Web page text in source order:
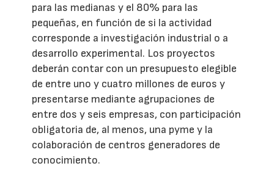
para las medianas y el 80% para las
pequeñas, en función de si la actividad
corresponde a investigación industrial o a
desarrollo experimental. Los proyectos
deberán contar con un presupuesto elegible
de entre uno y cuatro millones de euros y
presentarse mediante agrupaciones de
entre dos y seis empresas, con participación
obligatoria de, al menos, una pyme y la
colaboración de centros generadores de
conocimiento.